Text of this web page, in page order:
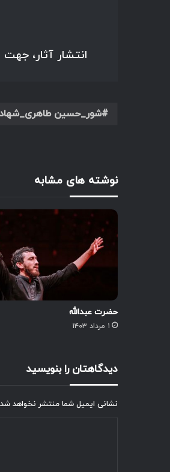
انتشار آثار،
شور_حسین طاهری_شهادت
نوشته های مشابه
حضرت عبدالله
۱ مرداد ۱۴۰۳
دیدگاهتان را بنویسید
نشانی ایمیل شما منتشر نخواهد